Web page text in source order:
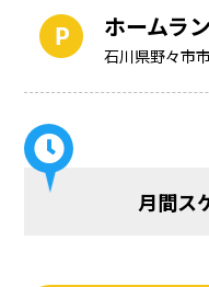
ホームラ
石川県野々市
月間ス